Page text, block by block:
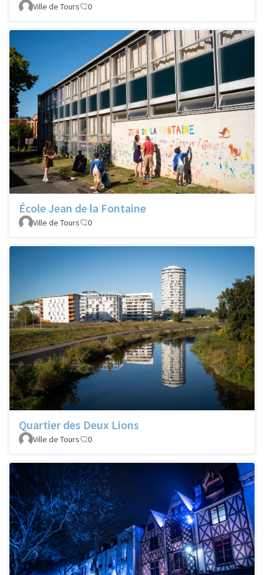
Ville de Tours 0
École Jean de la Fontaine
Ville de Tours 0
Quartier des Deux Lions
Ville de Tours 0